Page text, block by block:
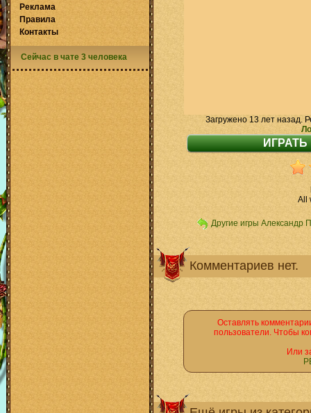
Загружено 13 лет назад.
All
Другие игры Александр
Комментариев нет.
Оставлять
пользователи. Чтобы
Или
Реклама
Правила
Контакты
Сейчас в чате 3 человека